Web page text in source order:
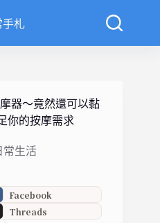
手札
摩器～竟然還可以黏
你的按摩需求
常生活
Facebook
Threads